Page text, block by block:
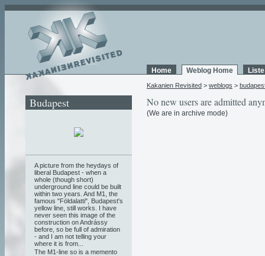
Home Weblog Home
Kakanien Revisited > weblogs >
No new users are admitted
(We are in archive mode)
Budapest
A picture from the heydays of
liberal Budapest - when a
whole (though short)
underground line could be built
within two years. And M1, the
famous "Földalatti", Budapest's
yellow line, still works. I have
never seen this image of the
construction on Andrássy
before, so be full of admiration
- and I am not telling your
where it is from...
The M1-line so is a memento